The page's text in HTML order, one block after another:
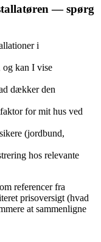
— spørg
i
og kan I vise
dækker den
for mit hus ved
(jordbund,
hos relevante
referencer fra
prisoversigt (hvad
at sammenligne